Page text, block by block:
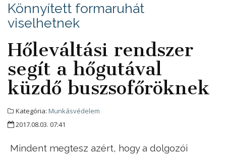
Könnyített formaruhát
viselhetnek
Hőleváltási rendszer
segít a hőgutával
küzdő buszsofőröknek
Kategória: Munkásvédelem
2017.08.03. 07:41
Mindent megtesz azért, hogy a dolgozói